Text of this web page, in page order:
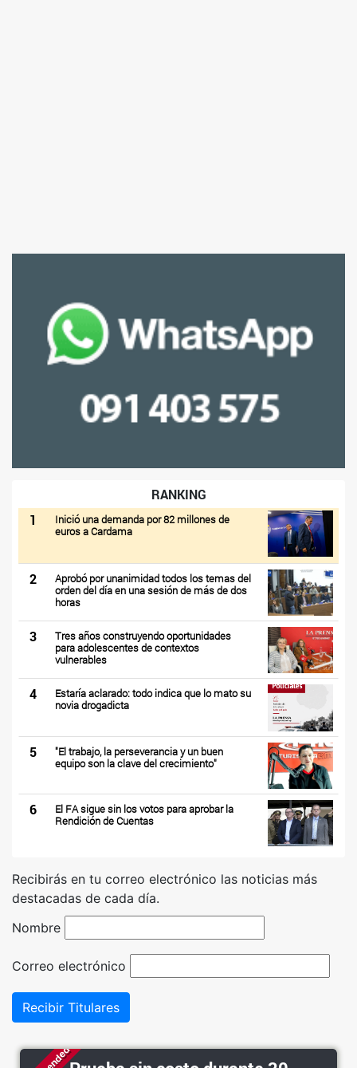
RANKING
1
Inició una demanda por 82 millones de
euros a Cardama
2
Aprobó por unanimidad todos los temas del
orden del día en una sesión de más de dos
horas
3
Tres años construyendo oportunidades
para adolescentes de contextos
vulnerables
4
Estaría aclarado: todo indica que lo mato su
novia drogadicta
5
"El trabajo, la perseverancia y un buen
equipo son la clave del crecimiento"
6
El FA sigue sin los votos para aprobar la
Rendición de Cuentas
Recibirás en tu correo electrónico las noticias más
destacadas de cada día.
Nombre
Correo electrónico
Recibir Titulares